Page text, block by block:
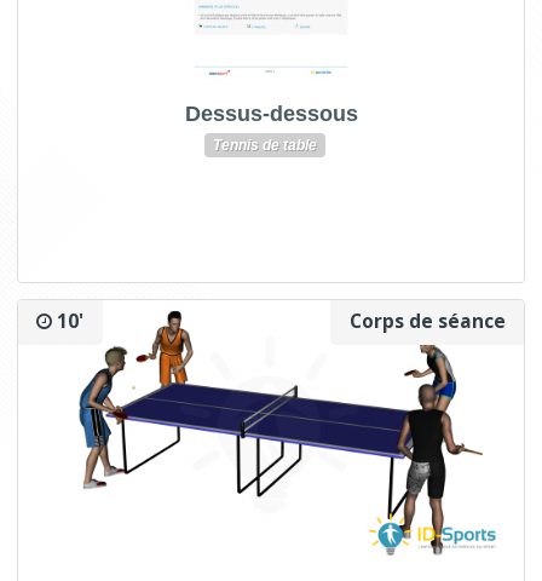
Dessus-dessous
Tennis de table
Corps de séance
10'